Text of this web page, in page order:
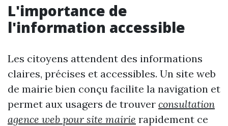
L'importance de
l'information accessible
Les citoyens attendent des informations
claires, précises et accessibles. Un site web
de mairie bien conçu facilite la navigation et
permet aux usagers de trouver consultation
agence web pour site mairie rapidement ce